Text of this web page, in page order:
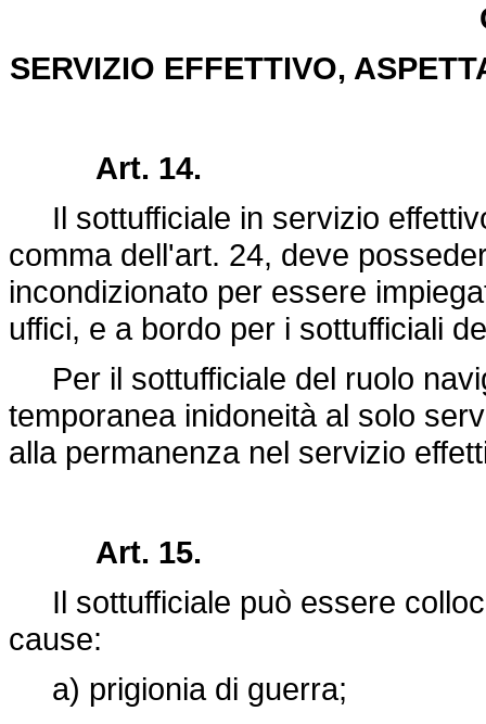
SERVIZIO EFFETTIVO,
Art. 14.
Il sottufficiale in servizio
comma dell'art. 24, deve
incondizionato per essere
uffici, e a bordo per i sottufficiali
Per il sottufficiale del ruolo
temporanea inidoneità al solo
alla permanenza nel servizio
Art. 15.
Il sottufficiale può essere
cause:
a) prigionia di guerra;